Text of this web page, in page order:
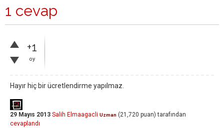
1 cevap
+1
oy
Hayır hiç bir ücretlendirme yapılmaz.
29 Mayıs 2013 Salih Elmaagacli Uzman (21,720 puan) tarafından
cevaplandı